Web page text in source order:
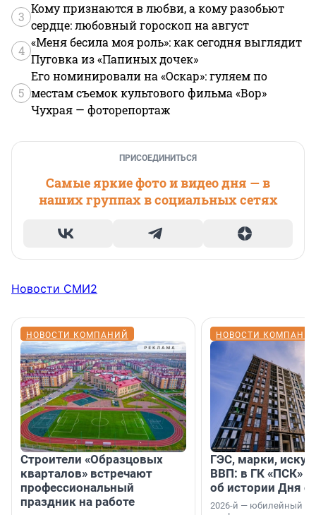
3
Кому признаются в любви, а кому разобьют
сердце: любовный гороскоп на август
4
«Меня бесила моя роль»: как сегодня выглядит
Пуговка из «Папиных дочек»
5
Его номинировали на «Оскар»: гуляем по
местам съемок культового фильма «Вор»
Чухрая — фоторепортаж
ПРИСОЕДИНИТЬСЯ
Самые яркие фото и видео дня — в
наших группах в социальных сетях
Новости СМИ2
НОВОСТИ КОМПАНИЙ
Строители «Образцовых
кварталов» встречают
профессиональный
праздник на работе
НОВОСТИ
ГЭС, марки,
ВВП: в ГК «ПСК»
об истории Дня
2026-й — юбилейный